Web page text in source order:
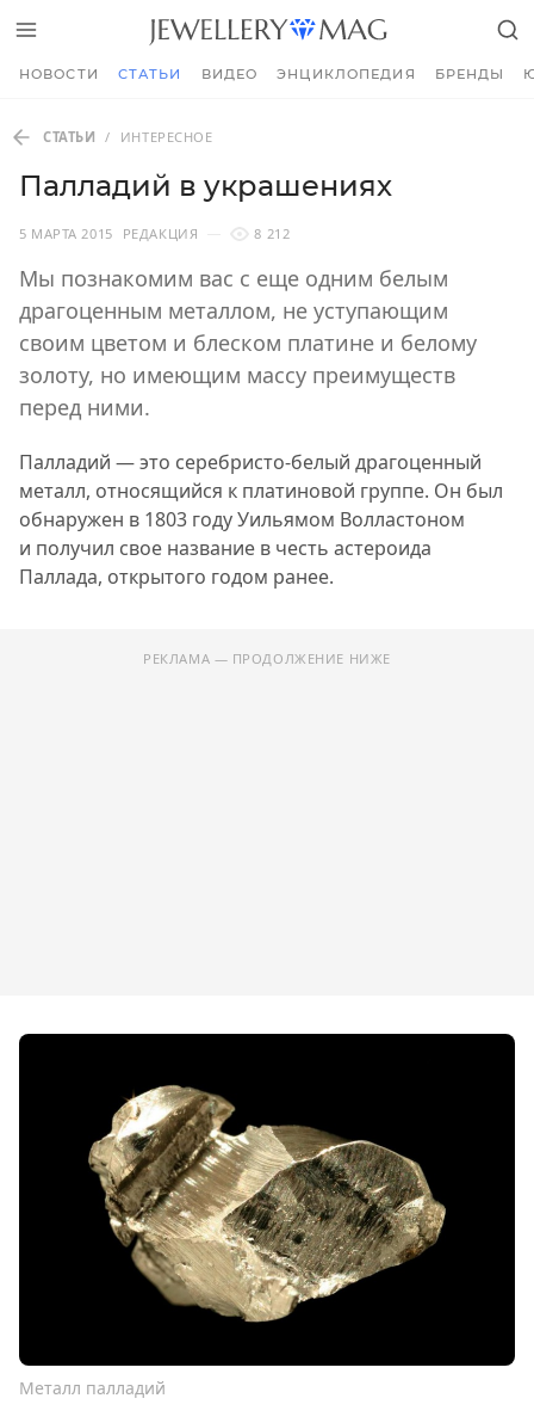
НОВОСТИ СТАТЬИ ВИДЕО ЭНЦИКЛОПЕДИЯ БРЕНДЫ
СТАТЬИ / ИНТЕРЕСНОЕ
Палладий в украшениях
5 МАРТА 2015 РЕДАКЦИЯ 8 212
Мы познакомим вас с еще одним белым
драгоценным металлом, не уступающим
своим цветом и блеском платине и белому
золоту, но имеющим массу преимуществ
перед ними.
Палладий — это серебристо-белый драгоценный
металл, относящийся к платиновой группе. Он был
обнаружен в 1803 году Уильямом Волластоном
и получил свое название в честь астероида
Паллада, открытого годом ранее.
РЕКЛАМА — ПРОДОЛЖЕНИЕ НИЖЕ
Металл палладий